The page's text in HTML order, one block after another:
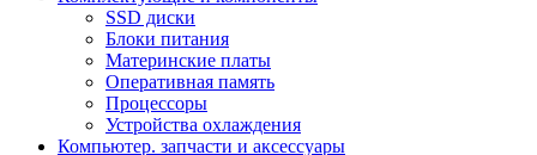
SSD диски
Блоки питания
Материнские платы
Оперативная память
Процессоры
Устройства охлаждения
Компьютер. запчасти и аксессуары